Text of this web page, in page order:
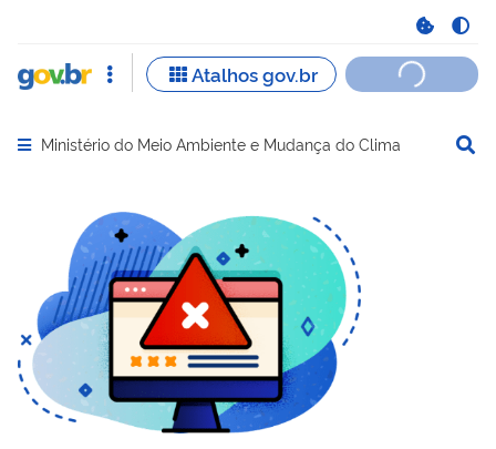
Abrir menu principal de navegação
Ministério do Meio Ambiente e Mudança do Clima